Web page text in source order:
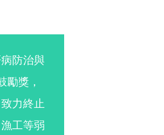
防治與
獎，
力終止
工等弱